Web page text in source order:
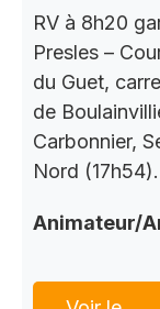
RV à 8h20
Presles –
du Guet,
de
Carbonnier,
Nord (17h54).
Animateur/